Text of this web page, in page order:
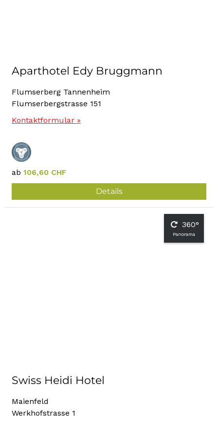
Aparthotel Edy Bruggmann
Flumserberg Tannenheim
Flumserbergstrasse 151
Kontaktformular »
ab 106,60 CHF
Details
360°
Panorama
Swiss Heidi Hotel
Maienfeld
Werkhofstrasse 1